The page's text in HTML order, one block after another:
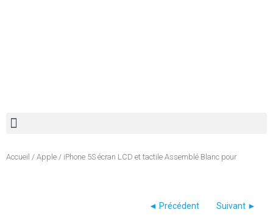
Accueil / Apple / iPhone 5S écran LCD et tactile Assemblé Blanc pour